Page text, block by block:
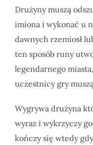
Drużyny muszą
imiona i wykonać u
dawnych rzemiosł
ten sposób runy
legendarnego
uczestnicy gry
Wygrywa drużyna
wyraz i wykrzyczy
kończy się wtedy